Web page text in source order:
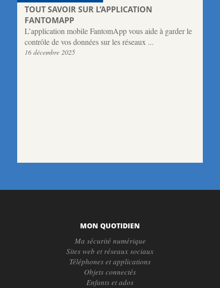
TOUT SAVOIR SUR L’APPLICATION
FANTOMAPP
L’application mobile FantomApp vous aide à garder le
contrôle de vos données sur les réseaux ...
16 décembre 2025
MON QUOTIDIEN
Ma sécurité numérique
Sites web et réseaux sociaux
Téléphones et applications
Objets connectés
Enfants et ados